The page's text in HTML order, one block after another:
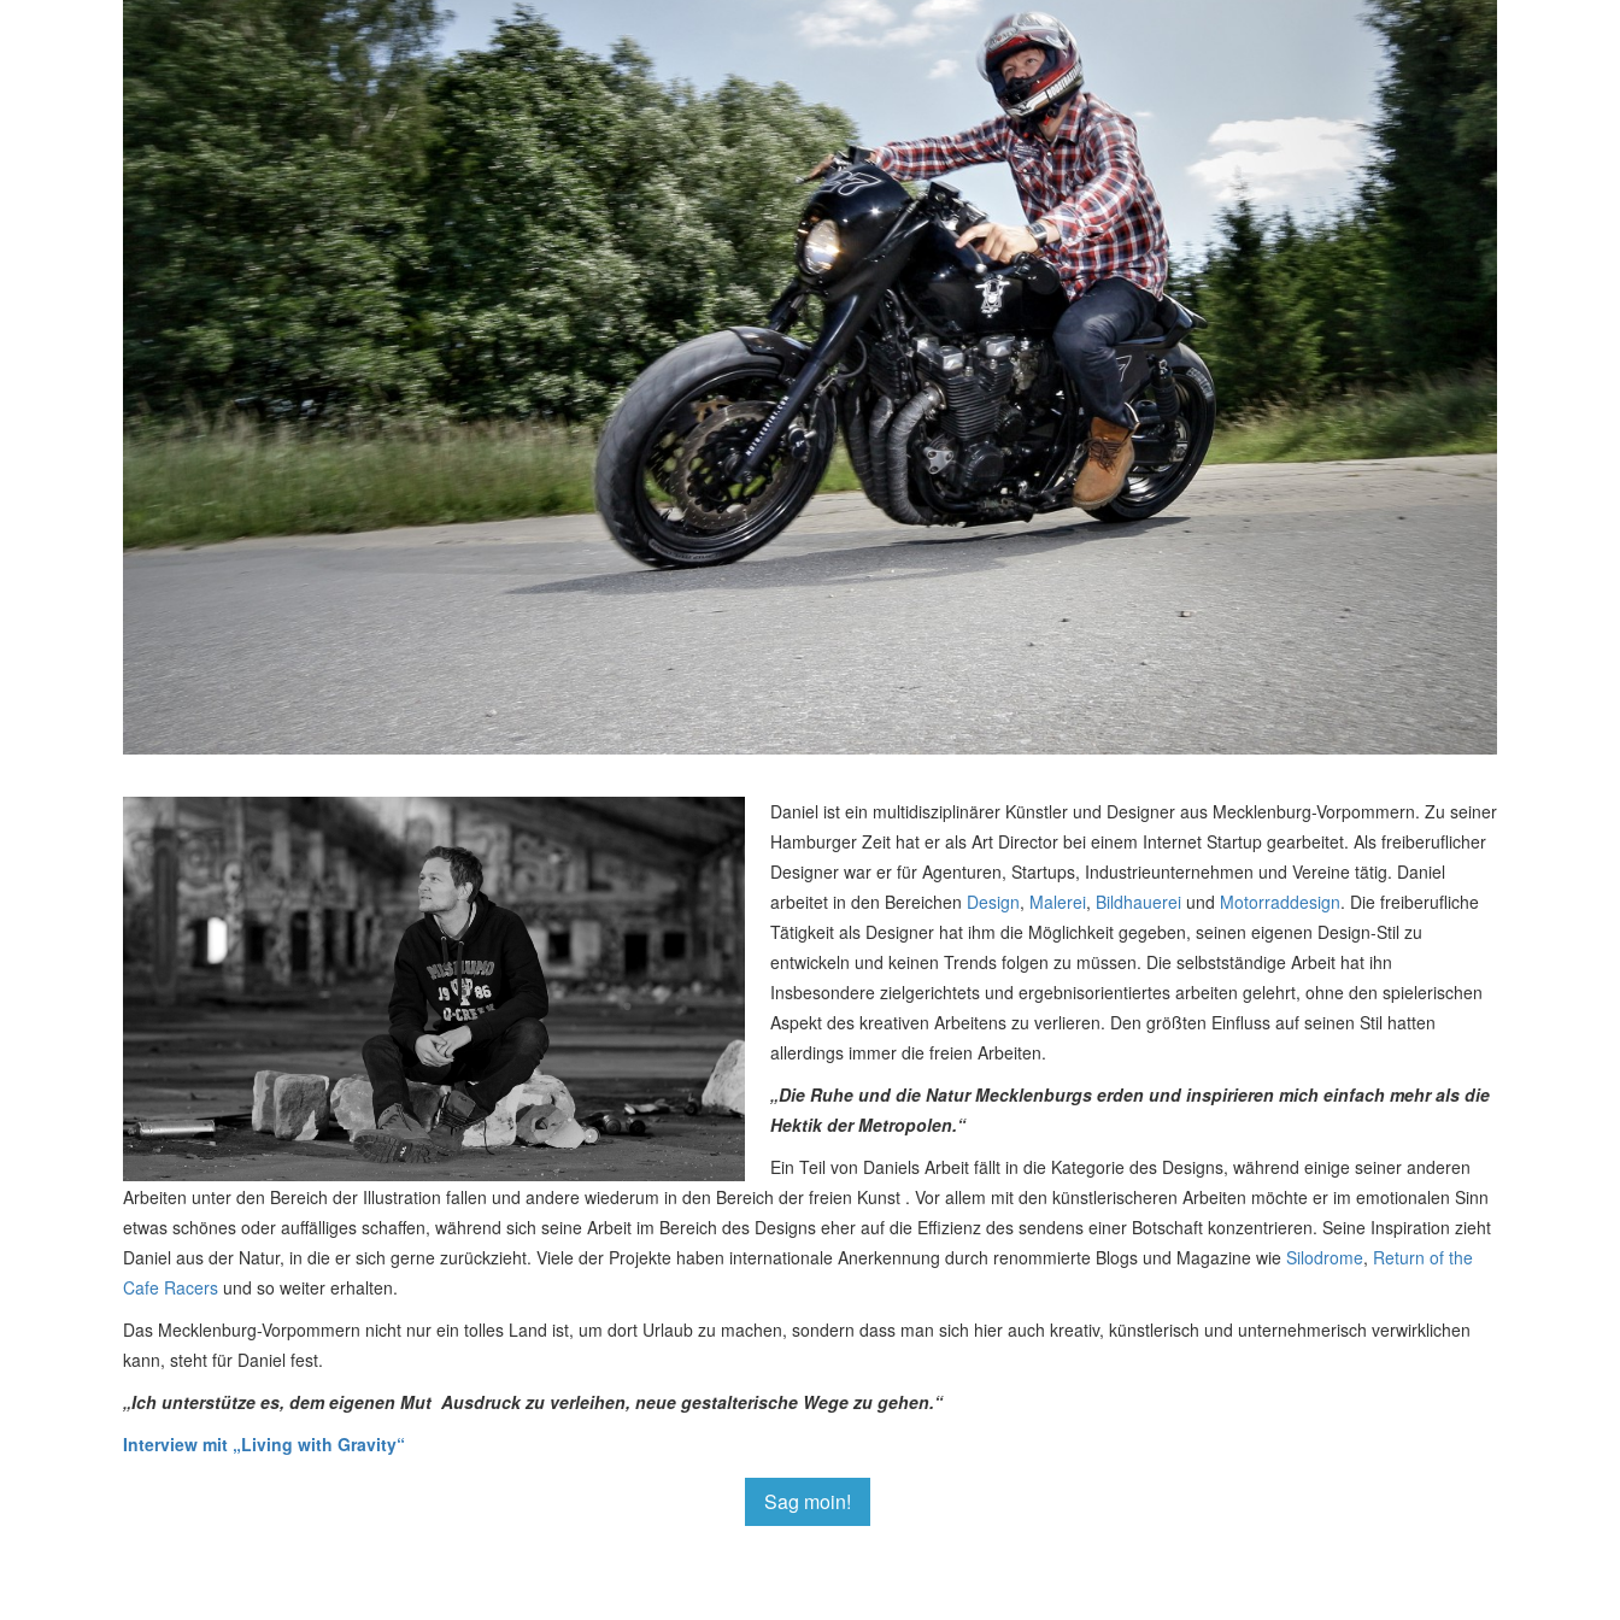
Daniel ist ein multidisziplinärer Künstler und Designer aus Mecklenburg-Vorpommern. Zu seiner
Hamburger Zeit hat er als Art Director bei einem Internet Startup gearbeitet. Als freiberuflicher
Designer war er für Agenturen, Startups, Industrieunternehmen und Vereine tätig. Daniel
arbeitet in den Bereichen Design, Malerei, Bildhauerei und Motorraddesign. Die freiberufliche
Tätigkeit als Designer hat ihm die Möglichkeit gegeben, seinen eigenen Design-Stil zu
entwickeln und keinen Trends folgen zu müssen. Die selbstständige Arbeit hat ihn
Insbesondere zielgerichtets und ergebnisorientiertes arbeiten gelehrt, ohne den spielerischen
Aspekt des kreativen Arbeitens zu verlieren. Den größten Einfluss auf seinen Stil hatten
allerdings immer die freien Arbeiten.
„Die Ruhe und die Natur Mecklenburgs erden und inspirieren mich einfach mehr als die
Hektik der Metropolen.“
Ein Teil von Daniels Arbeit fällt in die Kategorie des Designs, während einige seiner anderen
Arbeiten unter den Bereich der Illustration fallen und andere wiederum in den Bereich der freien Kunst . Vor allem mit den künstlerischeren Arbeiten möchte er im emotionalen Sinn
etwas schönes oder auffälliges schaffen, während sich seine Arbeit im Bereich des Designs eher auf die Effizienz des sendens einer Botschaft konzentrieren. Seine Inspiration zieht
Daniel aus der Natur, in die er sich gerne zurückzieht. Viele der Projekte haben internationale Anerkennung durch renommierte Blogs und Magazine wie Silodrome, Return of the
Cafe Racers und so weiter erhalten.
Das Mecklenburg-Vorpommern nicht nur ein tolles Land ist, um dort Urlaub zu machen, sondern dass man sich hier auch kreativ, künstlerisch und unternehmerisch verwirklichen
kann, steht für Daniel fest.
„Ich unterstütze es, dem eigenen Mut Ausdruck zu verleihen, neue gestalterische Wege zu gehen.“
Interview mit „Living with Gravity“
Sag moin!